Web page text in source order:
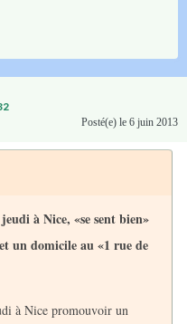
Posté(e) le 6 juin 2013
à Nice, «se sent bien»
un domicile au «1 rue de
à Nice promouvoir un